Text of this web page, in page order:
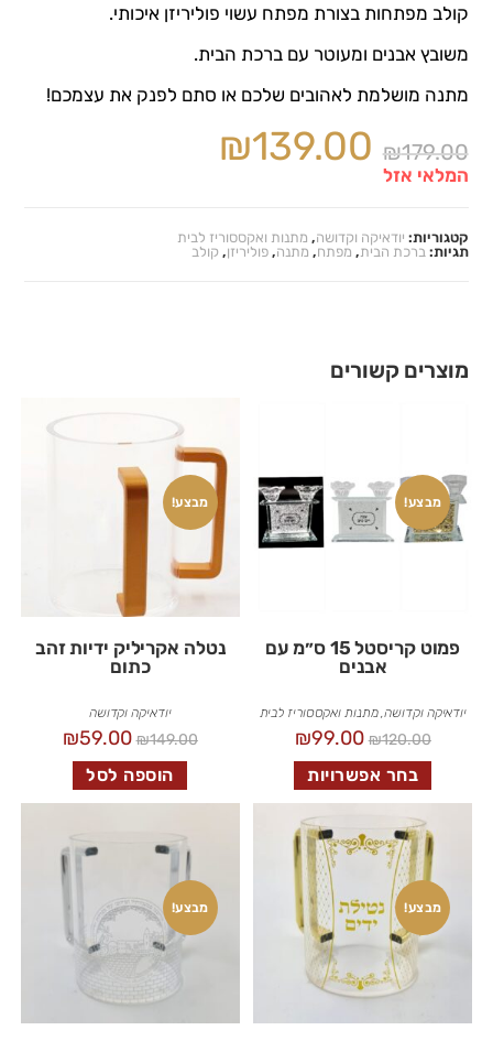
קולב מפתחות בצורת מפתח עשוי פוליריזן איכותי.
משובץ אבנים ומעוטר עם ברכת הבית.
מתנה מושלמת לאהובים שלכם או סתם לפנק את עצמכם!
₪179.00
₪139.00
המלאי אזל
קטגוריות: יודאיקה וקדושה, מתנות ואקססוריז לבית
תגיות: ברכת הבית, מפתח, מתנה,פוליריזן, קולב
מוצרים קשורים
מבצע!
פמוט קריסטל 15 ס״מ עם
אבנים
יודאיקה וקדושה,מתנות ואקססוריז לבית
₪120.00
₪99.00
בחר אפשרויות
מבצע!
נטלה אקריליק ידיות זהב
כתום
יודאיקה וקדושה
₪149.00
₪59.00
הוספה לסל
מבצע! מבצע!